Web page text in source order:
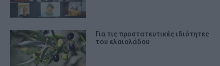
Για τις προστατευτικές ιδιότητες
του ελαιολάδου